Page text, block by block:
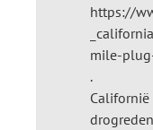
https://
mile-
.
Californië